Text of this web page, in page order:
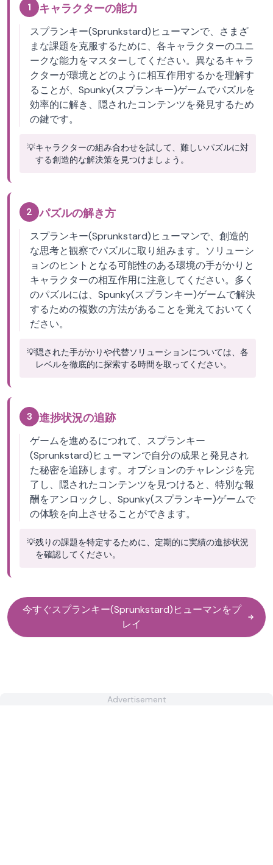
1 キャラクターの能力
スプランキー(Sprunkstard)ヒューマンで、さまざ
まな課題を克服するために、各キャラクターのユニ
ークな能力をマスターしてください。異なるキャラ
クターが環境とどのように相互作用するかを理解す
ることが、Spunky(スプランキー)ゲームでパズルを
効率的に解き、隠されたコンテンツを発見するため
の鍵です。
💡キャラクターの組み合わせを試して、難しいパズルに対
する創造的な解決策を見つけましょう。
2 パズルの解き方
スプランキー(Sprunkstard)ヒューマンで、創造的
な思考と観察でパズルに取り組みます。ソリューシ
ョンのヒントとなる可能性のある環境の手がかりと
キャラクターの相互作用に注意してください。多く
のパズルには、Spunky(スプランキー)ゲームで解決
するための複数の方法があることを覚えておいてく
ださい。
💡隠された手がかりや代替ソリューションについては、各
レベルを徹底的に探索する時間を取ってください。
3 進捗状況の追跡
ゲームを進めるにつれて、スプランキー
(Sprunkstard)ヒューマンで自分の成果と発見され
た秘密を追跡します。オプションのチャレンジを完
了し、隠されたコンテンツを見つけると、特別な報
酬をアンロックし、Spunky(スプランキー)ゲームで
の体験を向上させることができます。
💡残りの課題を特定するために、定期的に実績の進捗状況
を確認してください。
今すぐスプランキー(Sprunkstard)ヒューマンをプ
レイ
Advertisement